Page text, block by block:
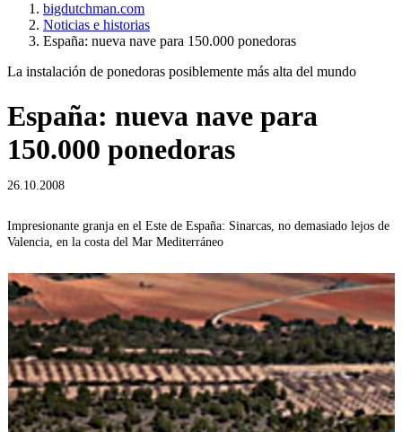
bigdutchman.com
Noticias e historias
España: nueva nave para 150.000 ponedoras
La instalación de ponedoras posiblemente más alta del mundo
España: nueva nave para
150.000 ponedoras
26.10.2008
Impresionante granja en el Este de España: Sinarcas, no demasiado lejos de
Valencia, en la costa del Mar Mediterráneo